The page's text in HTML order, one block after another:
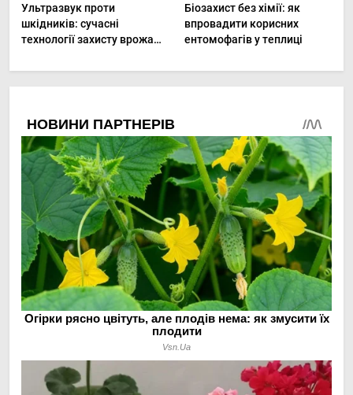
Ультразвук проти
шкідників: сучасні
технології захисту врожаю
Біозахист без хімії: як
впровадити корисних
ентомофагів у теплиці